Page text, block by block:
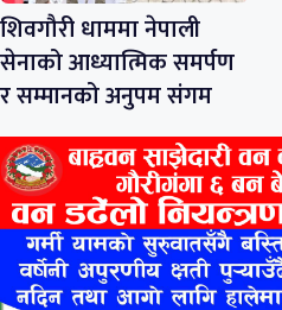
शिवगौरी धाममा नेपाली
सेनाको आध्यात्मिक समर्पण
र सम्मानको अनुपम संगम